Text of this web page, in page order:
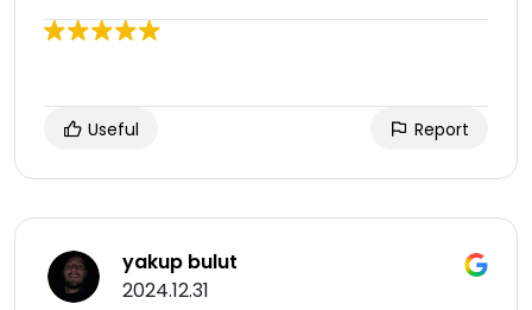
Useful Report
yakup bulut
2024.12.31